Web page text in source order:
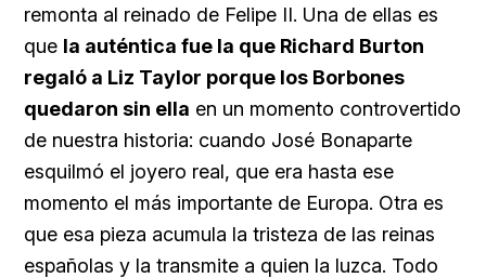
remonta al reinado de Felipe II. Una de ellas es
que la auténtica fue la que Richard Burton
regaló a Liz Taylor porque los Borbones
quedaron sin ella en un momento controvertido
de nuestra historia: cuando José Bonaparte
esquilmó el joyero real, que era hasta ese
momento el más importante de Europa. Otra es
que esa pieza acumula la tristeza de las reinas
españolas y la transmite a quien la luzca. Todo